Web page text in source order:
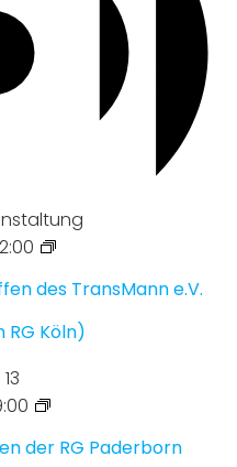
des TransMann e.V.
RG Köln)
13
der RG Paderborn